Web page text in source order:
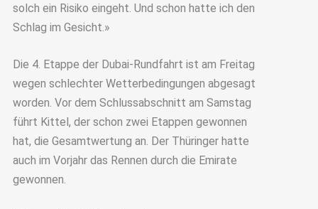
solch ein Risiko eingeht. Und schon hatte ich den
Schlag im Gesicht.»
Die 4. Etappe der Dubai-Rundfahrt ist am Freitag
wegen schlechter Wetterbedingungen abgesagt
worden. Vor dem Schlussabschnitt am Samstag
führt Kittel, der schon zwei Etappen gewonnen
hat, die Gesamtwertung an. Der Thüringer hatte
auch im Vorjahr das Rennen durch die Emirate
gewonnen.